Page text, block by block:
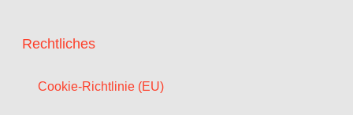
Rechtliches
Cookie-Richtlinie (EU)